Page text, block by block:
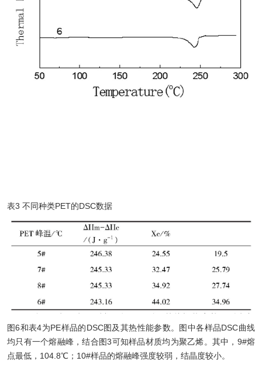
表3 不同种类PET的DSC数据
图6和表4为PE样品的DSC图及其热性能参数。图中各样品DSC曲线
均只有一个熔融峰，结合图3可知样品材质均为聚乙烯。其中，9#熔
点最低，104.8℃；10#样品的熔融峰强度较弱，结晶度较小。